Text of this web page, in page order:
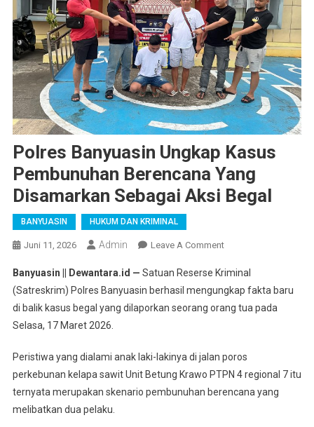
Polres Banyuasin Ungkap Kasus
Pembunuhan Berencana Yang
Disamarkan Sebagai Aksi Begal
BANYUASIN HUKUM DAN KRIMINAL
Juni 11, 2026 Admin Leave A CommentOn
Banyuasin
Ungkap
Kasus
Yang
Disamarkan
Sebagai
Banyuasin || Dewantara.id — Satuan Reserse Kriminal
(Satreskrim) Polres Banyuasin berhasil mengungkap fakta baru
di balik kasus begal yang dilaporkan seorang orang tua pada
Selasa, 17 Maret 2026.
Peristiwa yang dialami anak laki-lakinya di jalan poros
perkebunan kelapa sawit Unit Betung Krawo PTPN 4 regional 7 itu
ternyata merupakan skenario pembunuhan berencana yang
melibatkan dua pelaku.